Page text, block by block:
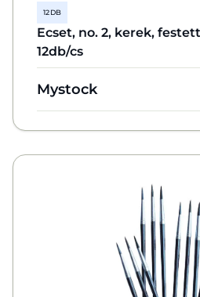
12 DB
Ecset, no. 2, kerek,
12db/cs
Mystock